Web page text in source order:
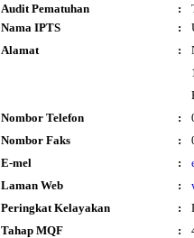
Audit Pematuhan
:
Nama IPTS
:
Alamat
:
Nombor Telefon
:
Nombor Faks
:
E-mel
:
Laman Web
:
Peringkat Kelayakan
:
Tahap MQF
: